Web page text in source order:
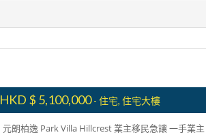
HKD $ 5,100,000- 住宅, 住宅大樓
元朗柏逸 Park Villa Hillcrest 業主移民急讓 一手業